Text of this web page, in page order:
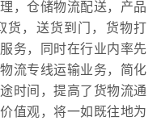
，仓储物流配送，产品
，送货到门，货物打
务，同时在行业内率先
流专线运输业务，简化
时间，提高了货物流通
值观，将一如既往地为